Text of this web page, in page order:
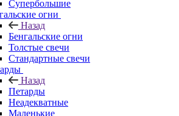
Супербольшие
огни
Назад
Бенгальские огни
Толстые свечи
Стандартные свечи
Назад
Петарды
Неадекватные
Маленькие